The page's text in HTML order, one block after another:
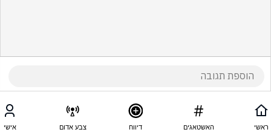
ראשי האשטאגים דיווח צבע אדום אישי